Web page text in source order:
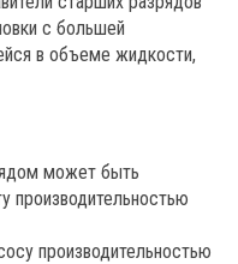
с большей
в объеме жидкости,
может быть
производительностью
производительностью